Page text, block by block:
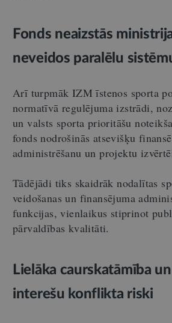
Fonds neaizstās
neveidos paralēlu
Arī turpmāk IZM īstenos sporta
normatīvā regulējuma izstrādi,
un valsts sporta prioritāšu
fonds nodrošinās atsevišķu
administrēšanu un projektu
Tādējādi tiks skaidrāk nodalītas
veidošanas un finansējuma
funkcijas, vienlaikus stiprinot
pārvaldības kvalitāti.
Lielāka caurskatāmība
interešu konflikta riski